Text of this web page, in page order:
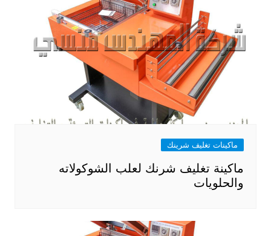
ماكينات تغليف شرينك
ماكينة تغليف شرنك لعلب الشوكولاته
والحلويات